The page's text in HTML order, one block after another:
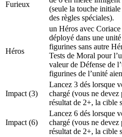
Furieux
(seule la touche
des règles spéciales).
Héros
un Héros avec
déployé dans une
figurines sans autre
Tests de Moral pour
valeur de Défense de
figurines de l’unité
Impact (3)
Lancez 3 dés lorsque
chargé (vous ne devez
résultat de 2+, la cible
Impact (6)
Lancez 6 dés lorsque
chargé (vous ne devez
résultat de 2+, la cible